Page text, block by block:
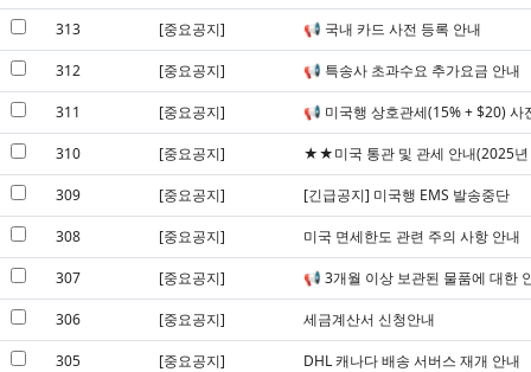
313 [중요공지] 📢 국내 카드 사전 등록 안내
312 [중요공지] 📢 특송사 초과수요 추가요금 안내
311 [중요공지] 📢 미국행 상호관세(15% + $20) 사
310 [중요공지] ★★미국 통관 및 관세 안내(2025년
309 [중요공지] [긴급공지] 미국행 EMS 발송중단
308 [중요공지] 미국 면세한도 관련 주의 사항 안내
307 [중요공지] 📢 3개월 이상 보관된 물품에 대한
306 [중요공지] 세금계산서 신청안내
305 [중요공지] DHL 캐나다 배송 서버스 재개 안내